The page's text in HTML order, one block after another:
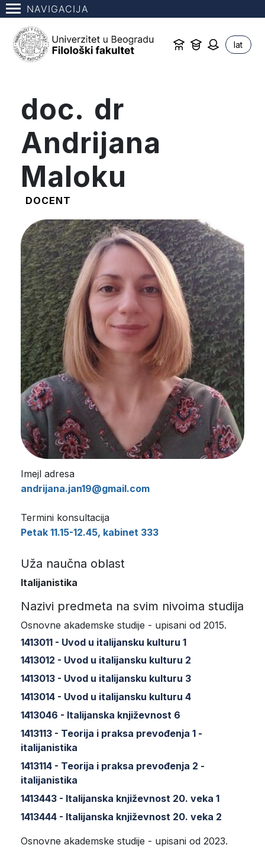
NAVIGACIJA
lat
doc. dr
Andrijana
Maloku
DOCENT
Imejl adresa
andrijana.jan19@gmail.com
Termini konsultacija
Petak 11.15-12.45, kabinet 333
Uža naučna oblast
Italijanistika
Nazivi predmeta na svim nivoima studija
Osnovne akademske studije - upisani od 2015.
1413011 - Uvod u italijansku kulturu 1
1413012 - Uvod u italijansku kulturu 2
1413013 - Uvod u italijansku kulturu 3
1413014 - Uvod u italijansku kulturu 4
1413046 - Italijanska književnost 6
1413113 - Teorija i praksa prevođenja 1 -
italijanistika
1413114 - Teorija i praksa prevođenja 2 -
italijanistika
1413443 - Italijanska književnost 20. veka 1
1413444 - Italijanska književnost 20. veka 2
Osnovne akademske studije - upisani od 2023.